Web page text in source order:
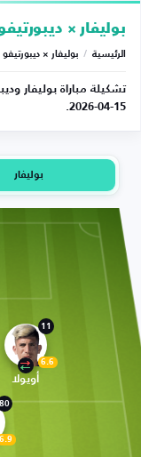
بوليفار ×
الرئيسية / بوليفار × ديبورتيفو
تشكيلة مباراة بوليفار
15-04-2026.
بوليفار
11
6.6
أويولا
80
6.9